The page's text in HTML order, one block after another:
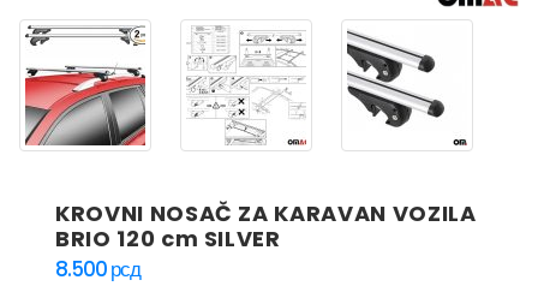
KROVNI NOSAČ ZA KARAVAN VOZILA
BRIO 120 cm SILVER
8.500рсд